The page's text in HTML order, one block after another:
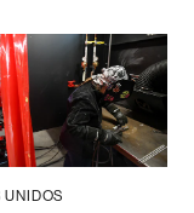
UNIDOS